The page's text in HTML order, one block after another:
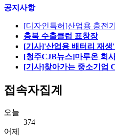
공지사항
[디자인특허]산업용 충전기
충북 수출클럽 표창장
[기사]'산업용 배터리 재생
[청주CJB뉴스]마루온 회
[기사]찾아가는 중소기업
접속자집계
오늘
374
어제